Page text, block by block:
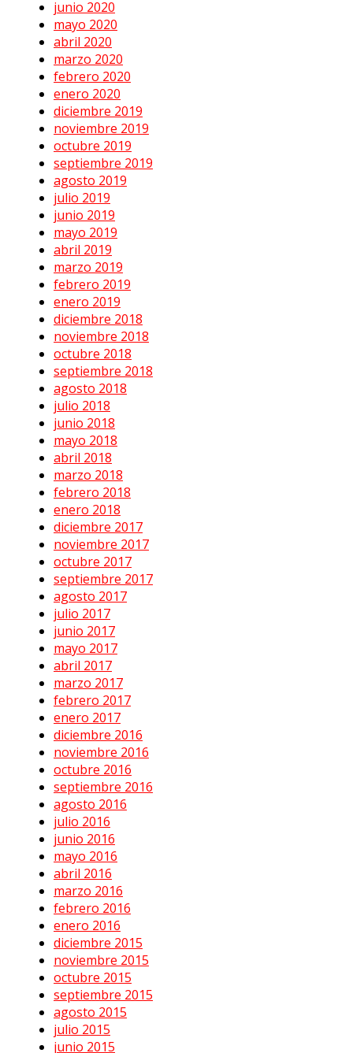
junio 2020
mayo 2020
abril 2020
marzo 2020
febrero 2020
enero 2020
diciembre 2019
noviembre 2019
octubre 2019
septiembre 2019
agosto 2019
julio 2019
junio 2019
mayo 2019
abril 2019
marzo 2019
febrero 2019
enero 2019
diciembre 2018
noviembre 2018
octubre 2018
septiembre 2018
agosto 2018
julio 2018
junio 2018
mayo 2018
abril 2018
marzo 2018
febrero 2018
enero 2018
diciembre 2017
noviembre 2017
octubre 2017
septiembre 2017
agosto 2017
julio 2017
junio 2017
mayo 2017
abril 2017
marzo 2017
febrero 2017
enero 2017
diciembre 2016
noviembre 2016
octubre 2016
septiembre 2016
agosto 2016
julio 2016
junio 2016
mayo 2016
abril 2016
marzo 2016
febrero 2016
enero 2016
diciembre 2015
noviembre 2015
octubre 2015
septiembre 2015
agosto 2015
julio 2015
junio 2015